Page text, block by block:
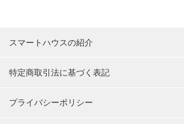
スマートハウスの紹介
特定商取引法に基づく表記
プライバシーポリシー